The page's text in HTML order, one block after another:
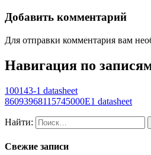
Добавить комментарий
Для отправки комментария вам
Навигация по
100143-1 datasheet
86093968115745000E1 datasheet
Найти:
Свежие записи